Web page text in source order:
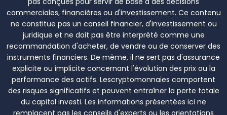
commerciales, financières ou d'investissement. Ce contenu
ne constitue pas un conseil financier, d'investissement ou
juridique et ne doit pas être interprété comme une
recommandation d'acheter, de vendre ou de conserver des
instruments financiers. De même, il ne sert pas d'assurance
explicite ou implicite concernant l'évolution des prix ou la
performance des actifs. Lescryptomonnaies comportent
des risques significatifs et peuvent entraîner la perte totale
du capital investi. Les informations présentées ici ne